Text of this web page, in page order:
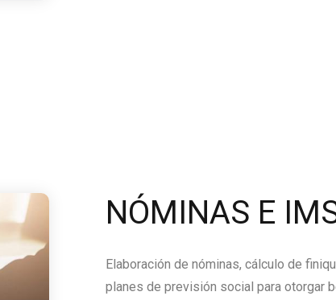
NÓMINAS E
Elaboración de nóminas, cálculo de
planes de previsión social para otorgar